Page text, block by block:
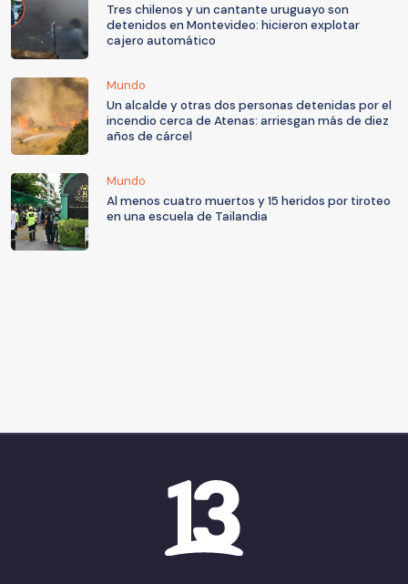
Tres chilenos y un cantante uruguayo son
detenidos en Montevideo: hicieron explotar
cajero automático
Mundo
Un alcalde y otras dos personas detenidas por el
incendio cerca de Atenas: arriesgan más de diez
años de cárcel
Mundo
Al menos cuatro muertos y 15 heridos por tiroteo
en una escuela de Tailandia